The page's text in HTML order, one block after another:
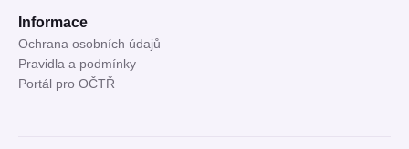
Informace
Ochrana osobních údajů
Pravidla a podmínky
Portál pro OČTŘ